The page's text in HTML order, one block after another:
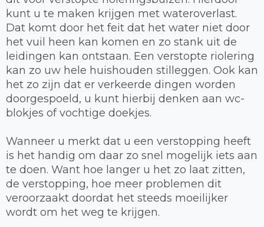
kunt u te maken krijgen met wateroverlast.
Dat komt door het feit dat het water niet door
het vuil heen kan komen en zo stank uit de
leidingen kan ontstaan. Een verstopte riolering
kan zo uw hele huishouden stilleggen. Ook kan
het zo zijn dat er verkeerde dingen worden
doorgespoeld, u kunt hierbij denken aan wc-
blokjes of vochtige doekjes.
Wanneer u merkt dat u een verstopping heeft
is het handig om daar zo snel mogelijk iets aan
te doen. Want hoe langer u het zo laat zitten,
de verstopping, hoe meer problemen dit
veroorzaakt doordat het steeds moeilijker
wordt om het weg te krijgen.